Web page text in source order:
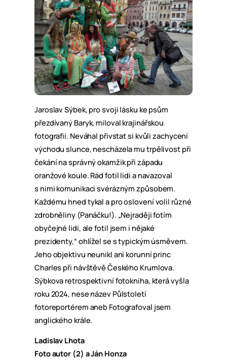
Jaroslav Sýbek, pro svoji lásku ke psům
přezdívaný Baryk, miloval krajinářskou
fotografii. Neváhal přivstat si kvůli zachycení
východu slunce, nescházela mu trpělivost při
čekání na správný okamžik při západu
oranžové koule. Rád fotil lidi a navazoval
s nimi komunikaci svérázným způsobem.
Každému hned tykal a pro oslovení volil různé
zdrobněliny (Panáčku!). „Nejraději fotím
obyčejné lidi, ale fotil jsem i nějaké
prezidenty,“ ohlížel se s typickým úsměvem.
Jeho objektivu neunikl ani korunní princ
Charles při návštěvě Českého Krumlova.
Sýbkova retrospektivní fotokniha, která vyšla
roku 2024, nese název Půlstoletí
fotoreportérem aneb Fotografoval jsem
anglického krále.
Ladislav Lhota
Foto autor (2) a Ján Honza